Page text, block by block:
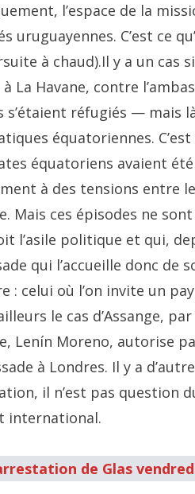
l’espace de la
uruguayennes. C’est ce
à chaud).Il y a un cas
à La Havane, contre
s’étaient réfugiés — mais
équatoriennes.
équatoriens avaient
à des tensions entre
Mais ces épisodes ne
l’asile politique et qui,
qui l’accueille donc de
: celui où l’on invite un
le cas d’Assange,
Lenín Moreno, autorise
à Londres. Il y a
il n’est pas question
international.
de Glas